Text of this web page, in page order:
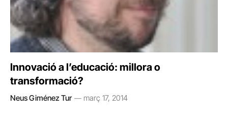
Innovació a l’educació: millora o
transformació?
Neus Giménez Tur març 17, 2014